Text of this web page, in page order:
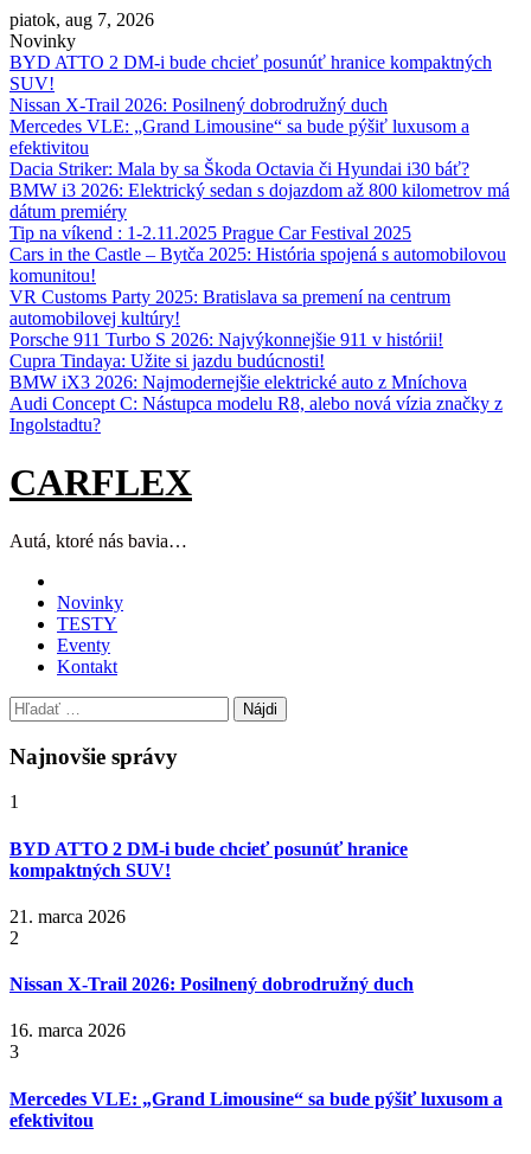
Skip
to
content
piatok, aug 7, 2026
Novinky
BYD ATTO 2 DM-i bude chcieť posunúť hranice kompaktných
SUV!
Nissan X‑Trail 2026: Posilnený dobrodružný duch
Mercedes VLE: „Grand Limousine“ sa bude pýšiť luxusom a
efektivitou
Dacia Striker: Mala by sa Škoda Octavia či Hyundai i30 báť?
BMW i3 2026: Elektrický sedan s dojazdom až 800 kilometrov má
dátum premiéry
Tip na víkend : 1-2.11.2025 Prague Car Festival 2025
Cars in the Castle – Bytča 2025: História spojená s automobilovou
komunitou!
VR Customs Party 2025: Bratislava sa premení na centrum
automobilovej kultúry!
Porsche 911 Turbo S 2026: Najvýkonnejšie 911 v histórii!
Cupra Tindaya: Užite si jazdu budúcnosti!
BMW iX3 2026: Najmodernejšie elektrické auto z Mníchova
Audi Concept C: Nástupca modelu R8, alebo nová vízia značky z
Ingolstadtu?
CARFLEX
Autá, ktoré nás bavia…
Novinky
TESTY
Eventy
Kontakt
Hľadať:
Najnovšie správy
1
BYD ATTO 2 DM-i bude chcieť posunúť hranice
kompaktných SUV!
21. marca 2026
2
Nissan X‑Trail 2026: Posilnený dobrodružný duch
16. marca 2026
3
Mercedes VLE: „Grand Limousine“ sa bude pýšiť luxusom a
efektivitou